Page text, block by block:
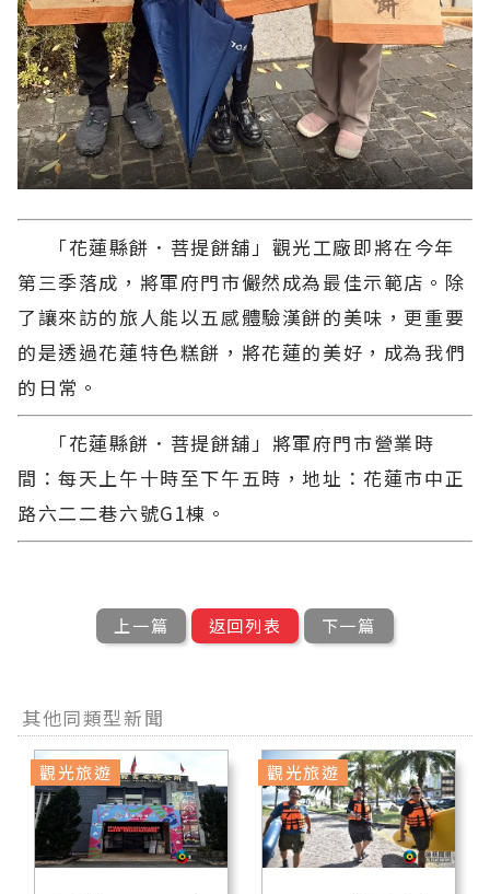
「花蓮縣餅．菩提餅舖」觀光工廠即將在今年
第三季落成，將軍府門市儼然成為最佳示範店。除
了讓來訪的旅人能以五感體驗漢餅的美味，更重要
的是透過花蓮特色糕餅，將花蓮的美好，成為我們
的日常。
「花蓮縣餅．菩提餅舖」將軍府門市營業時
間：每天上午十時至下午五時，地址：花蓮市中正
路六二二巷六號G1棟。
上一篇 返回列表 下一篇
其他同類型新聞
觀光旅遊 觀光旅遊